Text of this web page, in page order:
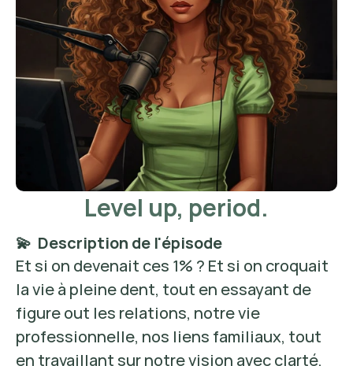
Level up, period.
💫  Description de l'épisode
Et si on devenait ces 1% ? Et si on croquait
la vie à pleine dent, tout en essayant de
figure out les relations, notre vie
professionnelle, nos liens familiaux, tout
en travaillant sur notre vision avec clarté,